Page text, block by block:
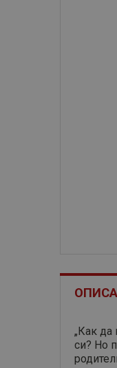
„Как да
си? Но